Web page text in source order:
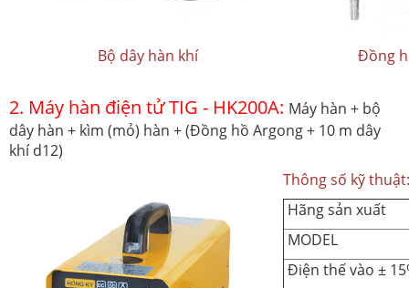
Bộ dây hàn khí Đồng
2. Máy hàn điện tử TIG - HK200A: Máy hàn + bộ
dây hàn + kìm (mỏ) hàn + (Đồng hồ Argong + 10 m dây
khí d12)
Thông số kỹ thuật:
Hãng sản xuất
MODEL
Điện thế vào ±